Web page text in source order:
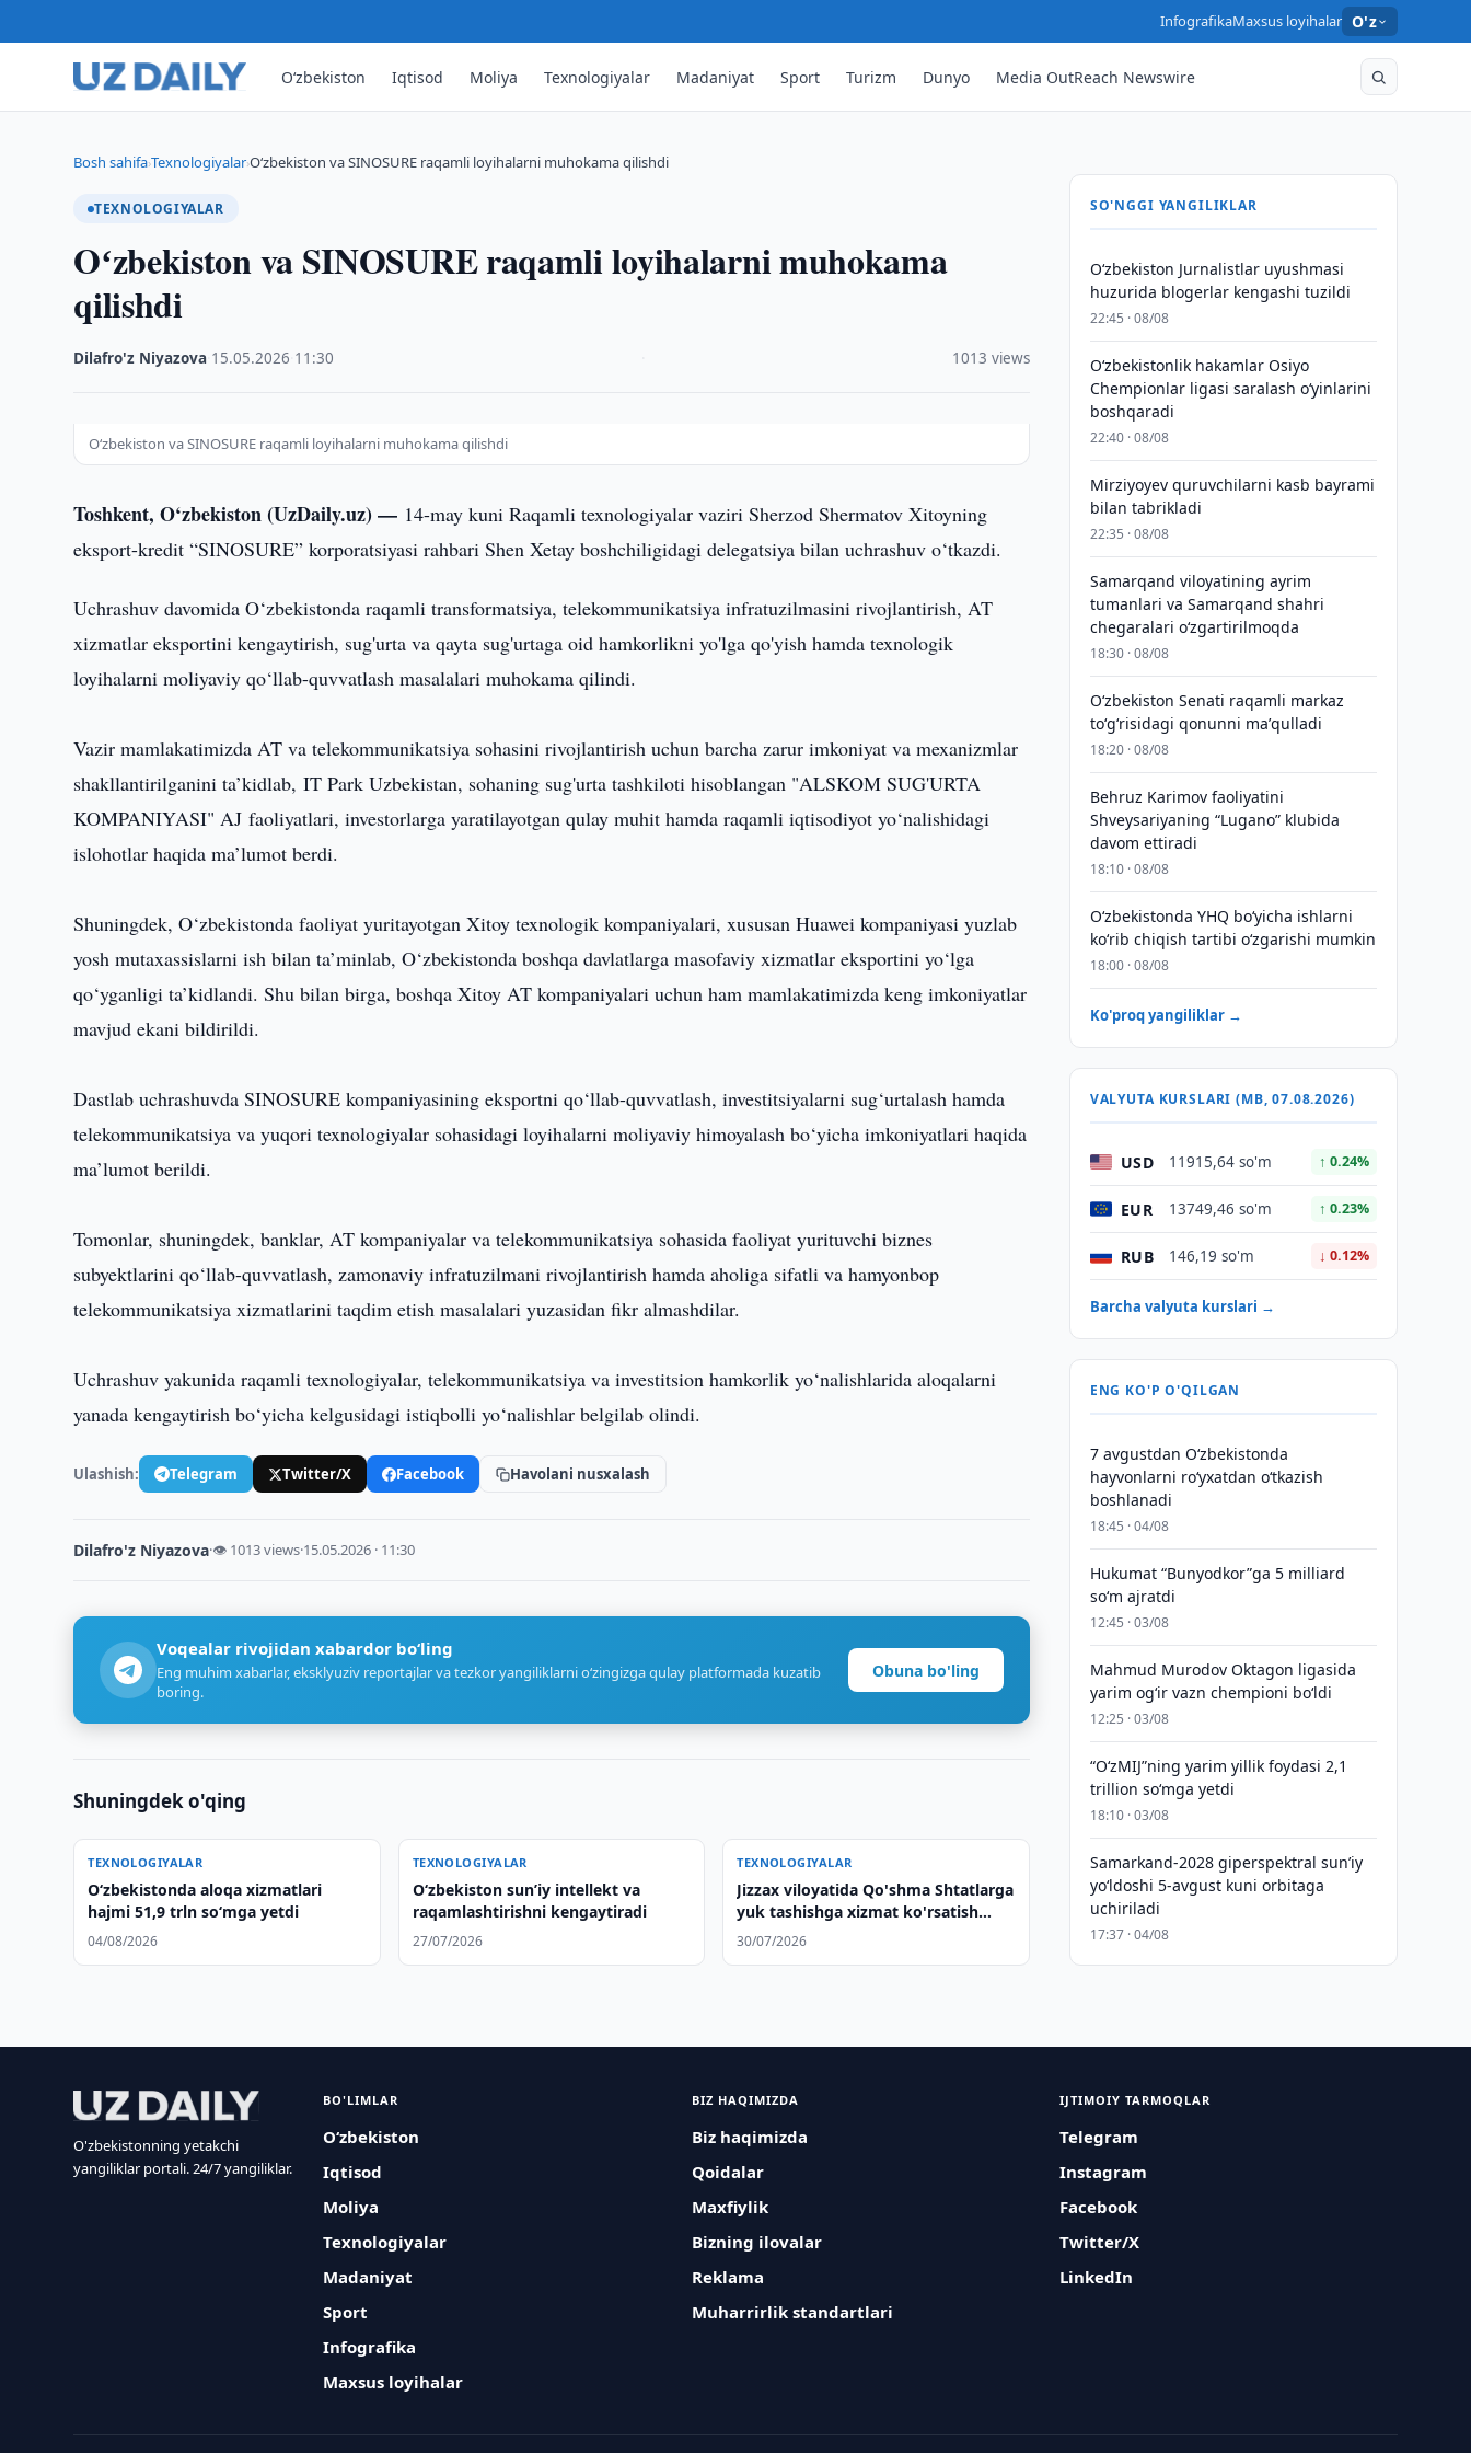
InfografikaMaxsus loyihalar O'z
O‘zbekiston Iqtisod Moliya Texnologiyalar Madaniyat Sport Turizm Dunyo Media OutReach Newswire
Bosh sahifa›Texnologiyalar›Oʻzbekiston va SINOSURE raqamli loyihalarni muhokama qilishdi
TEXNOLOGIYALAR
Oʻzbekiston va SINOSURE raqamli loyihalarni muhokama
qilishdi
Dilafro'z Niyazova 15.05.2026 11:30 1013 views
Oʻzbekiston va SINOSURE raqamli loyihalarni muhokama qilishdi
Toshkent, O‘zbekiston (UzDaily.uz) — 14-may kuni Raqamli texnologiyalar vaziri Sherzod Shermatov Xitoyning
eksport-kredit “SINOSURE” korporatsiyasi rahbari Shen Xetay boshchiligidagi delegatsiya bilan uchrashuv o‘tkazdi.
Uchrashuv davomida O‘zbekistonda raqamli transformatsiya, telekommunikatsiya infratuzilmasini rivojlantirish, AT
xizmatlar eksportini kengaytirish, sug'urta va qayta sug'urtaga oid hamkorlikni yo'lga qo'yish hamda texnologik
loyihalarni moliyaviy qo‘llab-quvvatlash masalalari muhokama qilindi.
Vazir mamlakatimizda AT va telekommunikatsiya sohasini rivojlantirish uchun barcha zarur imkoniyat va mexanizmlar
shakllantirilganini ta’kidlab, IT Park Uzbekistan, sohaning sug'urta tashkiloti hisoblangan "ALSKOM SUG'URTA
KOMPANIYASI" AJ faoliyatlari, investorlarga yaratilayotgan qulay muhit hamda raqamli iqtisodiyot yo‘nalishidagi
islohotlar haqida ma’lumot berdi.
Shuningdek, O‘zbekistonda faoliyat yuritayotgan Xitoy texnologik kompaniyalari, xususan Huawei kompaniyasi yuzlab
yosh mutaxassislarni ish bilan ta’minlab, O‘zbekistonda boshqa davlatlarga masofaviy xizmatlar eksportini yo‘lga
qo‘yganligi ta’kidlandi. Shu bilan birga, boshqa Xitoy AT kompaniyalari uchun ham mamlakatimizda keng imkoniyatlar
mavjud ekani bildirildi.
Dastlab uchrashuvda SINOSURE kompaniyasining eksportni qo‘llab-quvvatlash, investitsiyalarni sug‘urtalash hamda
telekommunikatsiya va yuqori texnologiyalar sohasidagi loyihalarni moliyaviy himoyalash bo‘yicha imkoniyatlari haqida
ma’lumot berildi.
Tomonlar, shuningdek, banklar, AT kompaniyalar va telekommunikatsiya sohasida faoliyat yurituvchi biznes
subyektlarini qo‘llab-quvvatlash, zamonaviy infratuzilmani rivojlantirish hamda aholiga sifatli va hamyonbop
telekommunikatsiya xizmatlarini taqdim etish masalalari yuzasidan fikr almashdilar.
Uchrashuv yakunida raqamli texnologiyalar, telekommunikatsiya va investitsion hamkorlik yo‘nalishlarida aloqalarni
yanada kengaytirish bo‘yicha kelgusidagi istiqbolli yo‘nalishlar belgilab olindi.
Ulashish: Telegram Twitter/X Facebook Havolani nusxalash
Dilafro'z Niyazova·👁 1013 views·15.05.2026 · 11:30
Voqealar rivojidan xabardor bo‘ling
Eng muhim xabarlar, eksklyuziv reportajlar va tezkor yangiliklarni o‘zingizga qulay platformada kuzatib
boring.
Obuna bo'ling
Shuningdek o'qing
TEXNOLOGIYALAR
O‘zbekistonda aloqa xizmatlari
hajmi 51,9 trln so‘mga yetdi
04/08/2026
TEXNOLOGIYALAR
O‘zbekiston sunʼiy intellekt va
raqamlashtirishni kengaytiradi
27/07/2026
TEXNOLOGIYALAR
Jizzax viloyatida Qo'shma Shtatlarga
yuk tashishga xizmat ko'rsatish
bo'yicha BPO loyihasi ishga
30/07/2026
SO'NGGI YANGILIKLAR
O‘zbekiston Jurnalistlar uyushmasi
huzurida blogerlar kengashi tuzildi
22:45 · 08/08
O‘zbekistonlik hakamlar Osiyo
Chempionlar ligasi saralash o‘yinlarini
boshqaradi
22:40 · 08/08
Mirziyoyev quruvchilarni kasb bayrami
bilan tabrikladi
22:35 · 08/08
Samarqand viloyatining ayrim
tumanlari va Samarqand shahri
chegaralari oʻzgartirilmoqda
18:30 · 08/08
Oʻzbekiston Senati raqamli markaz
toʻgʻrisidagi qonunni maʼqulladi
18:20 · 08/08
Behruz Karimov faoliyatini
Shveysariyaning “Lugano” klubida
davom ettiradi
18:10 · 08/08
O‘zbekistonda YHQ bo‘yicha ishlarni
ko‘rib chiqish tartibi o‘zgarishi mumkin
18:00 · 08/08
Ko'proq yangiliklar →
VALYUTA KURSLARI (MB, 07.08.2026)
USD 11915,64 so'm ↑ 0.24%
EUR 13749,46 so'm ↑ 0.23%
RUB 146,19 so'm ↓ 0.12%
Barcha valyuta kurslari →
ENG KO'P O'QILGAN
7 avgustdan O‘zbekistonda
hayvonlarni ro‘yxatdan o‘tkazish
boshlanadi
18:45 · 04/08
Hukumat “Bunyodkor”ga 5 milliard
so‘m ajratdi
12:45 · 03/08
Mahmud Murodov Oktagon ligasida
yarim og‘ir vazn chempioni bo‘ldi
12:25 · 03/08
“O‘zMIJ”ning yarim yillik foydasi 2,1
trillion so‘mga yetdi
18:10 · 03/08
Samarkand-2028 giperspektral sun’iy
yo‘ldoshi 5-avgust kuni orbitaga
uchiriladi
17:37 · 04/08
O'zbekistonning yetakchi
yangiliklar portali. 24/7 yangiliklar.
BO'LIMLAR
O‘zbekiston
Iqtisod
Moliya
Texnologiyalar
Madaniyat
Sport
Infografika
Maxsus loyihalar
BIZ HAQIMIZDA
Biz haqimizda
Qoidalar
Maxfiylik
Bizning ilovalar
Reklama
Muharrirlik standartlari
IJTIMOIY TARMOQLAR
Telegram
Instagram
Facebook
Twitter/X
LinkedIn